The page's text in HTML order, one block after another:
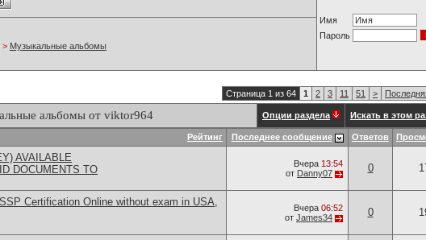
Имя
Пароль
> Музыкальные альбомы
Страница 1 из 64 1 2 3 11 51 >
альбомы от viktor964 Опции раздела Искать в этом
Рейтинг Последнее сообщение Ответов
AVAILABLE
DOCUMENTS TO
Вчера 13:54
от Danny07 0
Certification Online without exam in USA,
Вчера 06:52
от James34 0